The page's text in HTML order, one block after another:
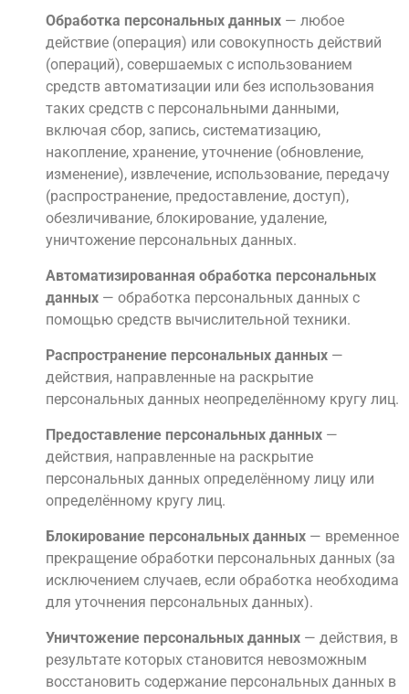
Обработка персональных данных — любое
действие (операция) или совокупность действий
(операций), совершаемых с использованием
средств автоматизации или без использования
таких средств с персональными данными,
включая сбор, запись, систематизацию,
накопление, хранение, уточнение (обновление,
изменение), извлечение, использование, передачу
(распространение, предоставление, доступ),
обезличивание, блокирование, удаление,
уничтожение персональных данных.
Автоматизированная обработка персональных
данных — обработка персональных данных с
помощью средств вычислительной техники.
Распространение персональных данных —
действия, направленные на раскрытие
персональных данных неопределённому кругу лиц.
Предоставление персональных данных —
действия, направленные на раскрытие
персональных данных определённому лицу или
определённому кругу лиц.
Блокирование персональных данных — временное
прекращение обработки персональных данных (за
исключением случаев, если обработка необходима
для уточнения персональных данных).
Уничтожение персональных данных — действия, в
результате которых становится невозможным
восстановить содержание персональных данных в